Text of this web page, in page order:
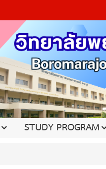
STUDY PROGRAM